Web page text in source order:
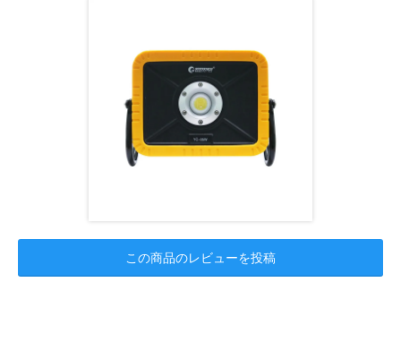
この商品のレビューを投稿